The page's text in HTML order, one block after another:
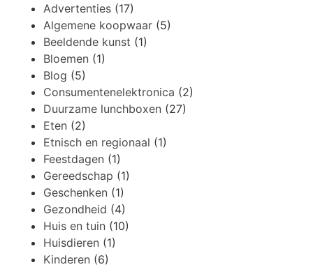
Advertenties (17)
Algemene koopwaar (5)
Beeldende kunst (1)
Bloemen (1)
Blog (5)
Consumentenelektronica (2)
Duurzame lunchboxen (27)
Eten (2)
Etnisch en regionaal (1)
Feestdagen (1)
Gereedschap (1)
Geschenken (1)
Gezondheid (4)
Huis en tuin (10)
Huisdieren (1)
Kinderen (6)